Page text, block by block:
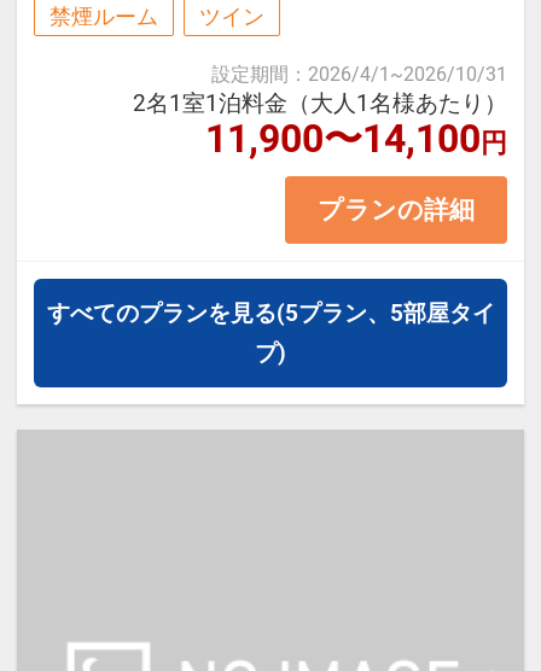
セスに便利です。
■お部屋タイプ：＜禁煙＞ ツイン
25平米 バス・トイレ付
【宿泊施設における「こども・添い
・添い寝幼児（3～5歳）の施設使用
料：1,100円(現地払い）
・添い寝のお子様がいる場合は「施
設へのメッセージ」に人数・年齢を
禁煙ルーム ツイン
設定期間 ： 2026/4/1 ~2026/10/31
2名1室1泊料金（大人1名様あたり）
11,900〜14,100円
プランの詳細
すべてのプランを見る(5プラン、5部屋タイ
プ)